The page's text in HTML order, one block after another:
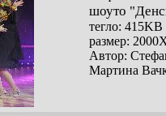
шоуто
тегло: 415KB
размер:
Автор:
Мартина